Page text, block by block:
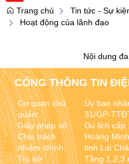
Trang chủ Tin tức - Sự
Hoạt động của lãnh đạo
Nội dung
CỔNG THÔNG TIN
Cơ quan chủ
quản:
Giấy phép số:
Chịu trách
nhiệm chính:
Trụ sở:
Ủy ban
31/GP-
Du lịch cấp
Hoàng
tỉnh Lai
Tầng 1,2,3